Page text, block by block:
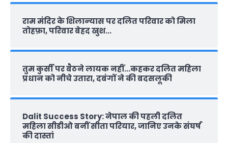
राम मंदिर के शिलान्‍यास पर दलित परिवार को मिला
तोहफ़ा, परिवार बेहद खुश…
तुम कुर्सी पर बैठने लायक नहीं…कहकर दलित महिला
प्रधान को नीचे उतारा, दबंगों ने की बदसलूकी
Dalit Success Story: नेपाल की पहली दलित
महिला सीडीओ बनीं सीता परियार, जानिए उनके संघर्ष
की दास्‍तां